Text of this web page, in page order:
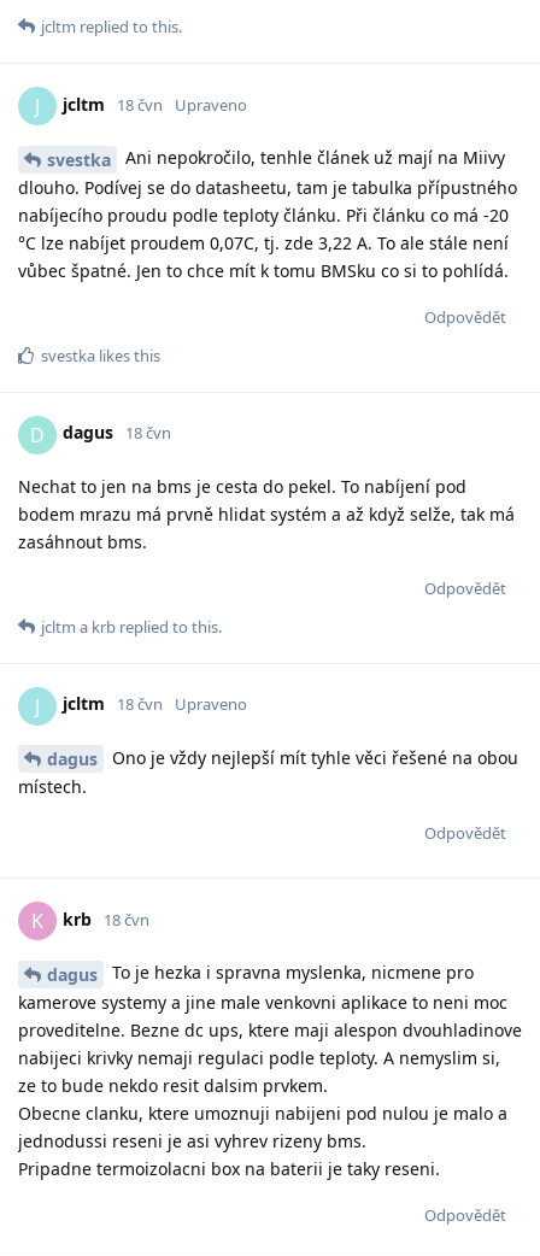
jcltm replied to this.
J jcltm 18 čvn Upraveno
svestka
Ani nepokročilo, tenhle článek už mají na Miivy
dlouho. Podívej se do datasheetu, tam je tabulka přípustného
nabíjecího proudu podle teploty článku. Při článku co má -20
°C lze nabíjet proudem 0,07C, tj. zde 3,22 A. To ale stále není
vůbec špatné. Jen to chce mít k tomu BMSku co si to pohlídá.
Odpovědět
svestka likes this
D dagus 18 čvn
Nechat to jen na bms je cesta do pekel. To nabíjení pod
bodem mrazu má prvně hlidat systém a až když selže, tak má
zasáhnout bms.
Odpovědět
jcltm a krb replied to this.
J jcltm 18 čvn Upraveno
dagus
Ono je vždy nejlepší mít tyhle věci řešené na obou
místech.
Odpovědět
K krb 18 čvn
dagus
To je hezka i spravna myslenka, nicmene pro
kamerove systemy a jine male venkovni aplikace to neni moc
proveditelne. Bezne dc ups, ktere maji alespon dvouhladinove
nabijeci krivky nemaji regulaci podle teploty. A nemyslim si,
ze to bude nekdo resit dalsim prvkem.
Obecne clanku, ktere umoznuji nabijeni pod nulou je malo a
jednodussi reseni je asi vyhrev rizeny bms.
Pripadne termoizolacni box na baterii je taky reseni.
Odpovědět